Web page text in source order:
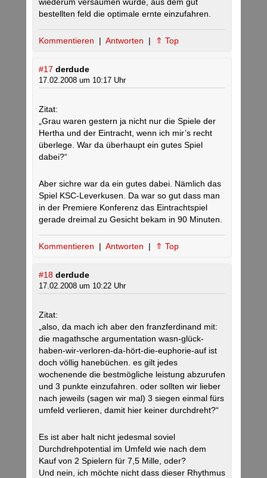
bestellten feld die optimale ernte einzufahren.
Kommentieren | Antworten | ⇑ Top
#17 derdude
17.02.2008 um 10:17 Uhr
Zitat:
„Grau waren gestern ja nicht nur die Spiele der
Hertha und der Eintracht, wenn ich mir’s recht
überlege. War da überhaupt ein gutes Spiel
dabei?“
Aber sichre war da ein gutes dabei. Nämlich das
Spiel KSC-Leverkusen. Da war so gut dass man
in der Premiere Konferenz das Eintrachtspiel
gerade dreimal zu Gesicht bekam in 90 Minuten.
Kommentieren | Antworten | ⇑ Top
#18 derdude
17.02.2008 um 10:22 Uhr
Zitat:
„also, da mach ich aber den franzferdinand mit:
die magathsche argumentation wasn-glück-
haben-wir-verloren-da-hört-die-euphorie-auf ist
doch völlig hanebüchen. es gilt jedes
wochenende die bestmögliche leistung abzurufen
und 3 punkte einzufahren. oder sollten wir lieber
nach jeweils (sagen wir mal) 3 siegen einmal fürs
umfeld verlieren, damit hier keiner durchdreht?“
Es ist aber halt nicht jedesmal soviel
Durchdrehpotential im Umfeld wie nach dem
Kauf von 2 Spielern für 7,5 Mille, oder?
Und nein, ich möchte nicht dass dieser Rhythmus